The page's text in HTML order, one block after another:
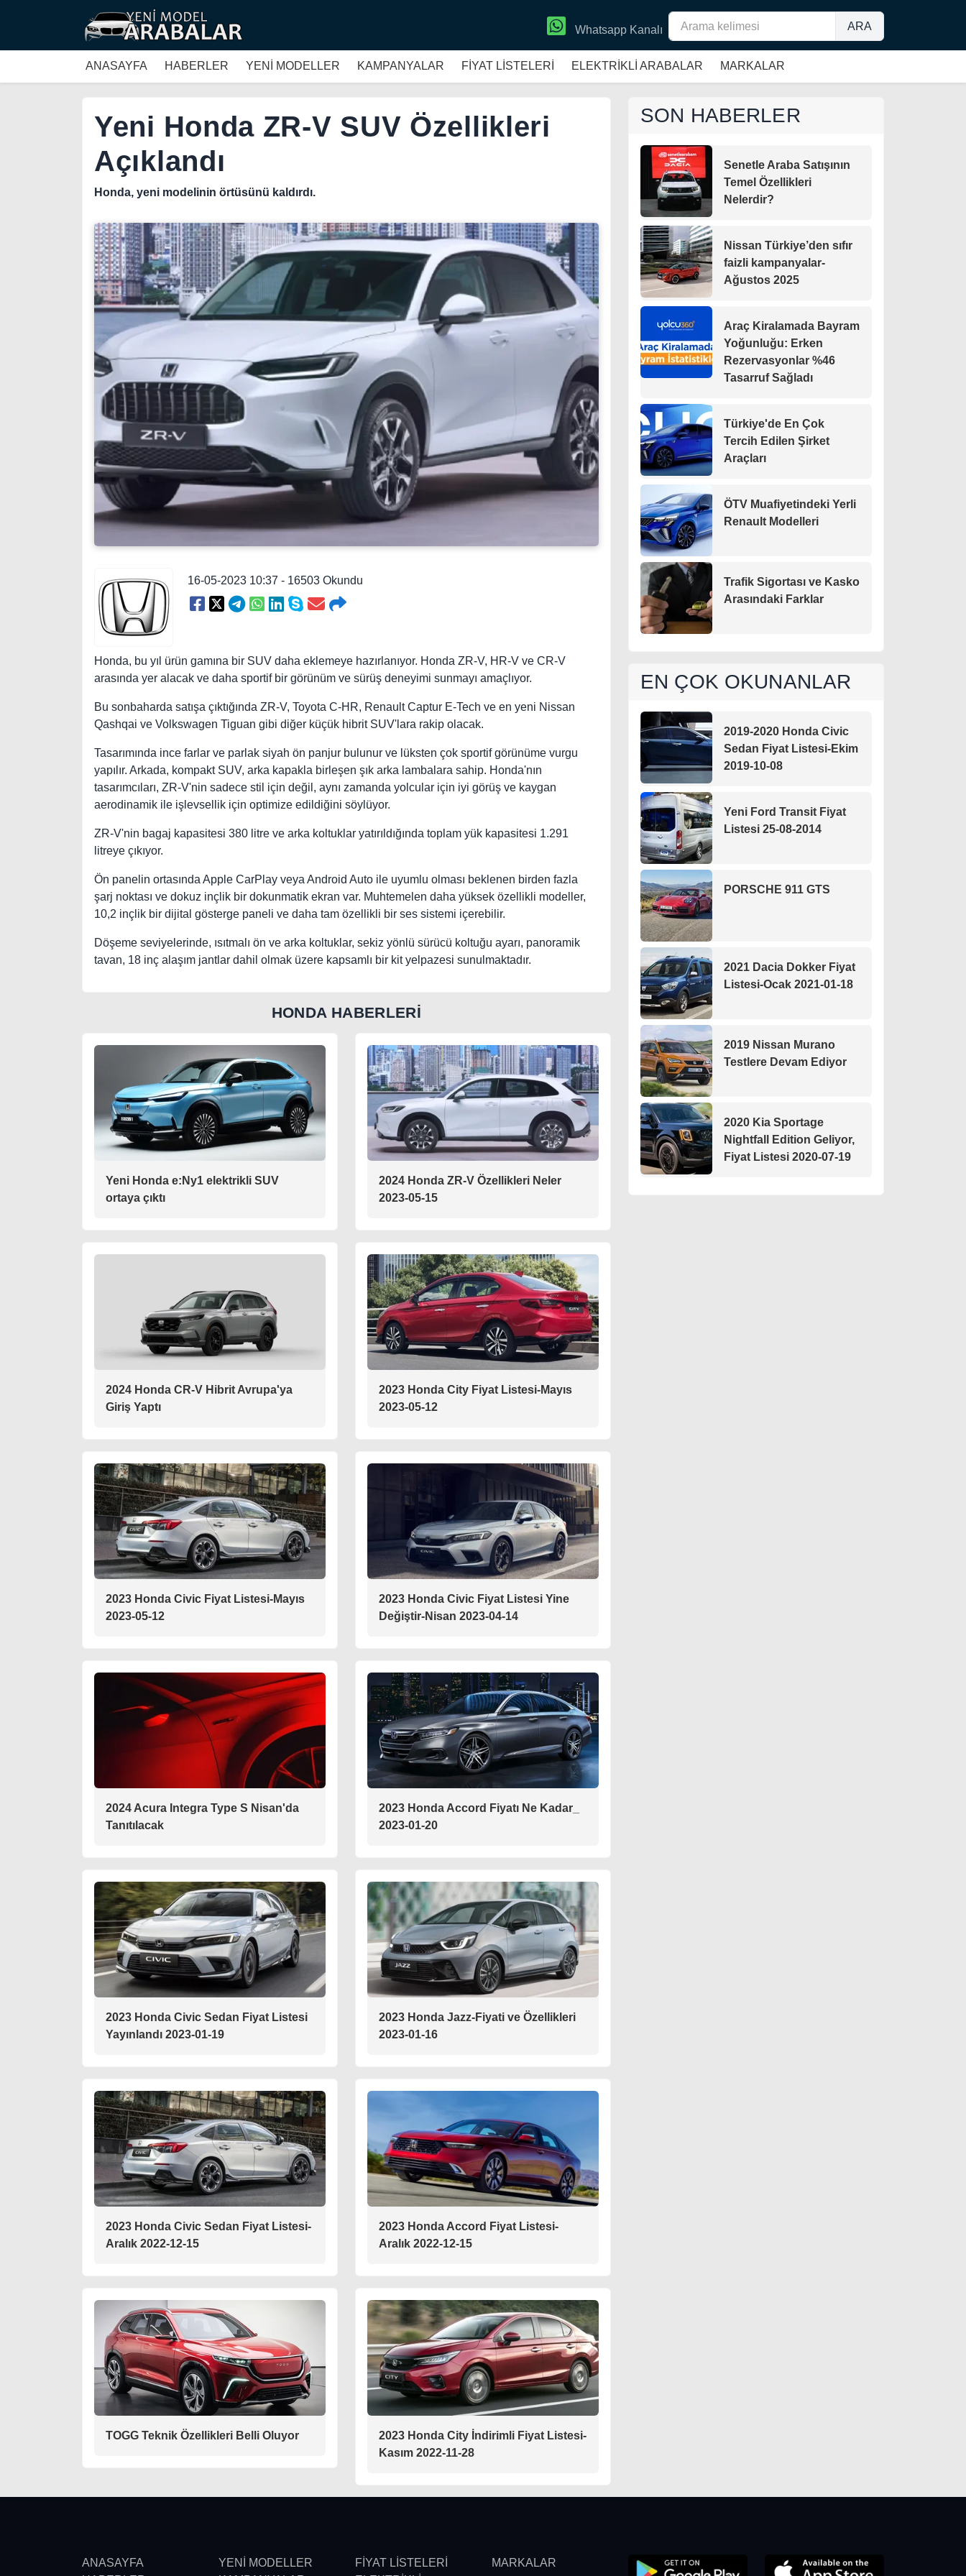
ARA
Whatsapp Kanalı
ANASAYFA HABERLER YENİ MODELLER KAMPANYALAR FİYAT LİSTELERİ ELEKTRİKLİ ARABALAR MARKALAR
Yeni Honda ZR-V SUV Özellikleri
Açıklandı
Honda, yeni modelinin örtüsünü kaldırdı.
16-05-2023 10:37 - 16503 Okundu
Honda, bu yıl ürün gamına bir SUV daha eklemeye hazırlanıyor. Honda ZR-V, HR-V ve CR-V
arasında yer alacak ve daha sportif bir görünüm ve sürüş deneyimi sunmayı amaçlıyor.
Bu sonbaharda satışa çıktığında ZR-V, Toyota C-HR, Renault Captur E-Tech ve en yeni Nissan
Qashqai ve Volkswagen Tiguan gibi diğer küçük hibrit SUV'lara rakip olacak.
Tasarımında ince farlar ve parlak siyah ön panjur bulunur ve lüksten çok sportif görünüme vurgu
yapılır. Arkada, kompakt SUV, arka kapakla birleşen şık arka lambalara sahip. Honda'nın
tasarımcıları, ZR-V'nin sadece stil için değil, aynı zamanda yolcular için iyi görüş ve kaygan
aerodinamik ile işlevsellik için optimize edildiğini söylüyor.
ZR-V'nin bagaj kapasitesi 380 litre ve arka koltuklar yatırıldığında toplam yük kapasitesi 1.291
litreye çıkıyor.
Ön panelin ortasında Apple CarPlay veya Android Auto ile uyumlu olması beklenen birden fazla
şarj noktası ve dokuz inçlik bir dokunmatik ekran var. Muhtemelen daha yüksek özellikli modeller,
10,2 inçlik bir dijital gösterge paneli ve daha tam özellikli bir ses sistemi içerebilir.
Döşeme seviyelerinde, ısıtmalı ön ve arka koltuklar, sekiz yönlü sürücü koltuğu ayarı, panoramik
tavan, 18 inç alaşım jantlar dahil olmak üzere kapsamlı bir kit yelpazesi sunulmaktadır.
HONDA HABERLERİ
Yeni Honda e:Ny1 elektrikli SUV
ortaya çıktı
2024 Honda ZR-V Özellikleri Neler
2023-05-15
2024 Honda CR-V Hibrit Avrupa'ya
Giriş Yaptı
2023 Honda City Fiyat Listesi-Mayıs
2023-05-12
2023 Honda Civic Fiyat Listesi-Mayıs
2023-05-12
2023 Honda Civic Fiyat Listesi Yine
Değiştir-Nisan 2023-04-14
2024 Acura Integra Type S Nisan'da
Tanıtılacak
2023 Honda Accord Fiyatı Ne Kadar_
2023-01-20
2023 Honda Civic Sedan Fiyat Listesi
Yayınlandı 2023-01-19
2023 Honda Jazz-Fiyati ve Özellikleri
2023-01-16
2023 Honda Civic Sedan Fiyat Listesi-
Aralık 2022-12-15
2023 Honda Accord Fiyat Listesi-
Aralık 2022-12-15
TOGG Teknik Özellikleri Belli Oluyor
2023 Honda City İndirimli Fiyat Listesi-
Kasım 2022-11-28
SON HABERLER
Senetle Araba Satışının
Temel Özellikleri
Nelerdir?
Nissan Türkiye’den sıfır
faizli kampanyalar-
Ağustos 2025
Araç Kiralamada Bayram
Yoğunluğu: Erken
Rezervasyonlar %46
Tasarruf Sağladı
Türkiye'de En Çok
Tercih Edilen Şirket
Araçları
ÖTV Muafiyetindeki Yerli
Renault Modelleri
Trafik Sigortası ve Kasko
Arasındaki Farklar
EN ÇOK OKUNANLAR
2019-2020 Honda Civic
Sedan Fiyat Listesi-Ekim
2019-10-08
Yeni Ford Transit Fiyat
Listesi 25-08-2014
PORSCHE 911 GTS
2021 Dacia Dokker Fiyat
Listesi-Ocak 2021-01-18
2019 Nissan Murano
Testlere Devam Ediyor
2020 Kia Sportage
Nightfall Edition Geliyor,
Fiyat Listesi 2020-07-19
ANASAYFA
YENİ MODELLER
FİYAT LİSTELERİ
MARKALAR